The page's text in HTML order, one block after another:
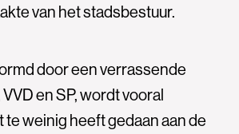
van het stadsbestuur.
door een verrassende
en SP, wordt vooral
weinig heeft gedaan aan de